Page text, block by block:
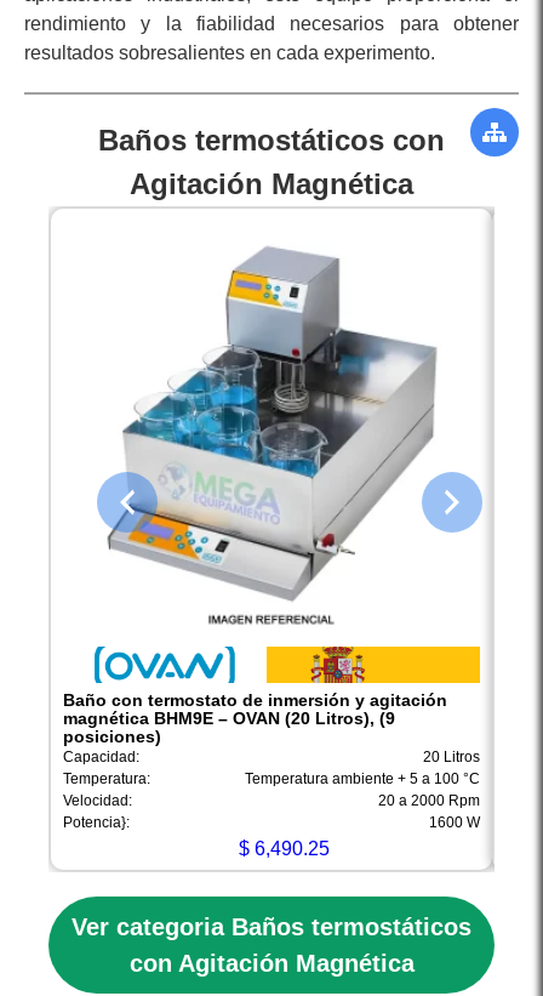
rendimiento y la fiabilidad necesarios para obtener
resultados sobresalientes en cada experimento.
Baños termostáticos con
Agitación Magnética
Baño con termostato de inmersión y agitación
magnética BHM9E – OVAN (20 Litros), (9
posiciones)
Capacidad:
20 Litros
Temperatura:
Temperatura ambiente + 5 a 100 °C
Velocidad:
20 a 2000 Rpm
Potencia}:
1600 W
$6,490.25
Ver categoria Baños termostáticos
con Agitación Magnética